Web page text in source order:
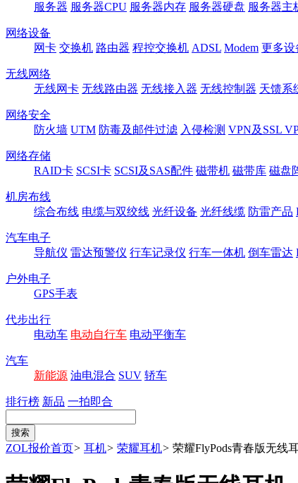
服务器 服务器CPU 服务器内存 服务器硬盘 服务器主
网络设备
网卡 交换机 路由器 程控交换机 ADSL Modem 更多设
无线网络
无线网卡 无线路由器 无线接入器 无线控制器 天馈系
网络安全
防火墙 UTM 防毒及邮件过滤 入侵检测 VPN及SSL
网络存储
RAID卡 SCSI卡 SCSI及SAS配件 磁带机 磁带库 磁盘
机房布线
综合布线 电缆与双绞线 光纤设备 光纤线缆 防雷产品
汽车电子
导航仪 雷达预警仪 行车记录仪 行车一体机 倒车雷达
户外电子
GPS手表
代步出行
电动车 电动自行车 电动平衡车
汽车
新能源 油电混合 SUV 轿车
排行榜 新品 一拍即合
ZOL报价首页> 耳机> 荣耀耳机> 荣耀FlyPods青春版无线